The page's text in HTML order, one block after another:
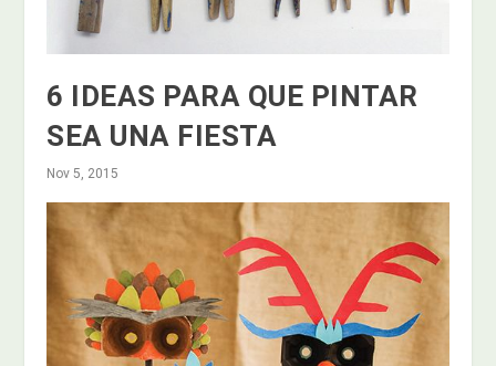
6 IDEAS PARA QUE PINTAR
SEA UNA FIESTA
Nov 5, 2015